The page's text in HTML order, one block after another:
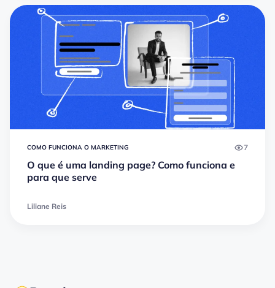
COMO FUNCIONA O MARKETING 7
O que é uma landing page? Como funciona e
para que serve
Liliane Reis